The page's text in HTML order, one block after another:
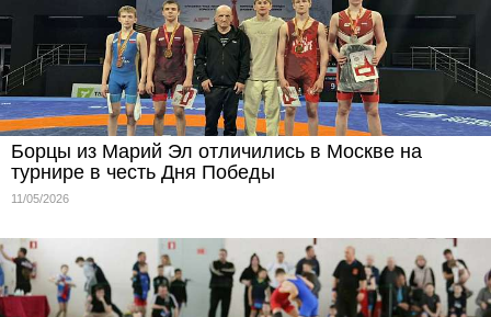
Борцы из Марий Эл отличились в Москве на
турнире в честь Дня Победы
11/05/2026